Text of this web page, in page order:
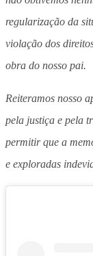
regularização da
violação dos
obra do nosso pai.
Reiteramos nosso
pela justiça e pela
permitir que a
e exploradas